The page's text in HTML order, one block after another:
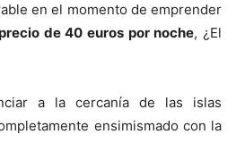
en el momento de emprender
de 40 euros por noche, ¿El
a la cercanía de las islas
ensimismado con la